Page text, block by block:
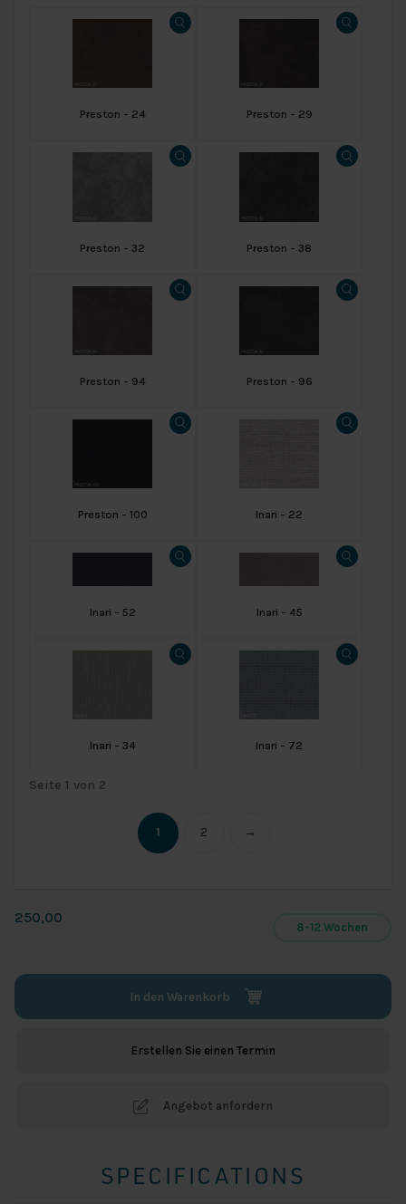
Preston - 24 Preston - 29
Preston - 32 Preston - 38
Preston - 94 Preston - 96
Preston - 100 Inari - 22
Inari - 52 Inari - 45
Inari - 34 Inari - 72
Seite 1 von 2
1 2 →
250,00
8-12 Wochen
In den Warenkorb
Erstellen Sie einen Termin
Angebot anfordern
SPECIFICATIONS